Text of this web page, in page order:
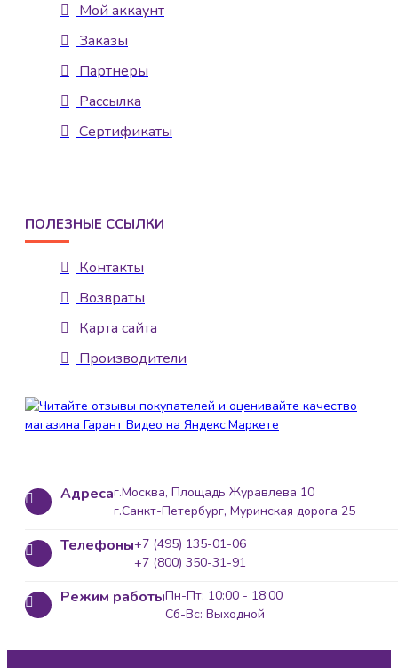
Мой аккаунт
Заказы
Партнеры
Рассылка
Сертификаты
ПОЛЕЗНЫЕ ССЫЛКИ
Контакты
Возвраты
Карта сайта
Производители
Адресаг.Москва, Площадь Журавлева 10
г.Санкт-Петербург, Муринская дорога 25
Телефоны+7 (495) 135-01-06
+7 (800) 350-31-91
Режим работыПн-Пт: 10:00 - 18:00
Сб-Вс: Выходной